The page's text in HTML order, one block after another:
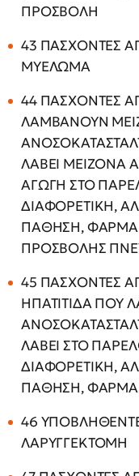
ΠΡΟΣΒΟΛΗ
43 ΠΑΣΧΟΝΤΕΣ
ΜΥΕΛΩΜA
44 ΠΑΣΧΟΝΤΕΣ
ΛΑΜΒΑΝΟΥΝ
ΛΑΒΕΙ ΜΕΙΖΟΝΑ
ΑΓΩΓΗ ΣΤΟ
ΔΙΑΦΟΡΕΤΙΚΗ,
ΠΑΘΗΣΗ,
ΠΡΟΣΒΟΛΗΣ
45 ΠΑΣΧΟΝΤΕΣ
ΗΠΑΤΙΤΙΔΑ ΠΟΥ
ΛΑΒΕΙ ΣΤΟ
ΔΙΑΦΟΡΕΤΙΚΗ,
ΠΑΘΗΣΗ,
46
ΛΑΡΥΓΓΕΚΤΟΜΗ